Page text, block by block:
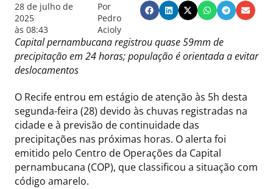
28 de julho de
2025
às 08:43
Por
Pedro
Acioly
Capital pernambucana registrou quase 59mm de
precipitação em 24 horas; população é orientada a evitar
deslocamentos
O Recife entrou em estágio de atenção às 5h desta
segunda-feira (28) devido às chuvas registradas na
cidade e à previsão de continuidade das
precipitações nas próximas horas. O alerta foi
emitido pelo Centro de Operações da Capital
pernambucana (COP), que classificou a situação com
código amarelo.